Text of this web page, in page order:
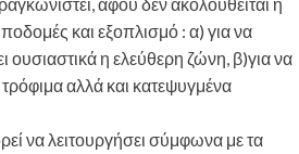
αφού δεν ακολουθείται η
και εξοπλισμό : α) για να
ουσιαστικά η ελεύθερη ζώνη, β)για να
αλλά και κατεψυγμένα
να λειτουργήσει σύμφωνα με τα